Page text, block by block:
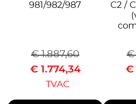
981/982/987
€1.887,60
€1.774,34
TVAC
C2 /
€
€